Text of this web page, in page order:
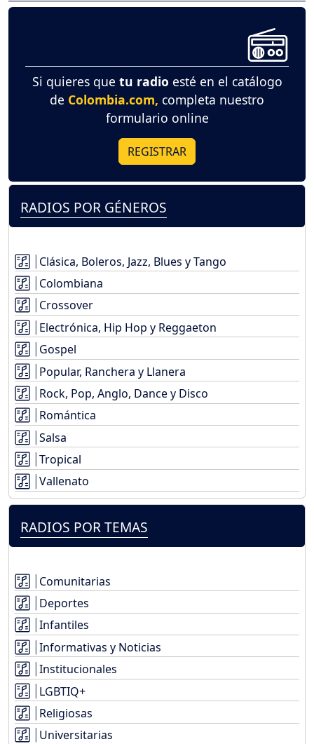
Si quieres que tu radio esté en el catálogo
de Colombia.com, completa nuestro
formulario online
REGISTRAR
RADIOS POR GÉNEROS
Clásica, Boleros, Jazz, Blues y Tango
Colombiana
Crossover
Electrónica, Hip Hop y Reggaeton
Gospel
Popular, Ranchera y Llanera
Rock, Pop, Anglo, Dance y Disco
Romántica
Salsa
Tropical
Vallenato
RADIOS POR TEMAS
Comunitarias
Deportes
Infantiles
Informativas y Noticias
Institucionales
LGBTIQ+
Religiosas
Universitarias